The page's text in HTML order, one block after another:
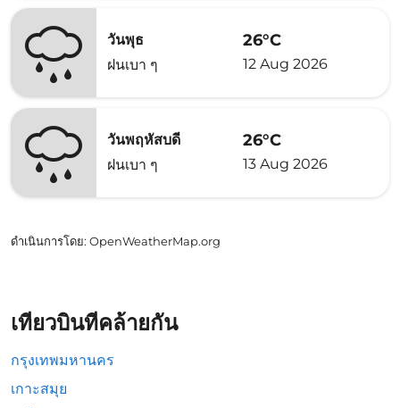
วันพุธ
ฝนเบา ๆ
26°C
12 Aug 2026
วันพฤหัสบดี
ฝนเบา ๆ
26°C
13 Aug 2026
ดำเนินการโดย: OpenWeatherMap.org
เที่ยวบินที่คล้ายกัน
กรุงเทพมหานคร
เกาะสมุย